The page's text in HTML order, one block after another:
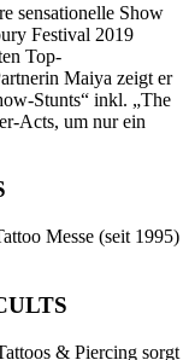
sensationelle Show
Festival 2019
Top-
Maiya zeigt er
Stunts“ inkl. „The
Acts, um nur ein
Messe (seit 1995)
& Piercing sorgt